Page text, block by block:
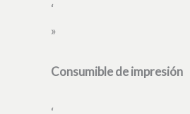
‘
»
Consumible de impresión